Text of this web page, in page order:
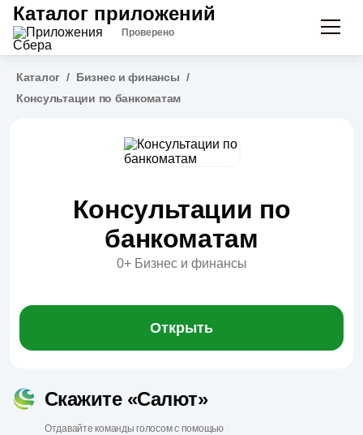
Каталог приложений
Проверено
Каталог / Бизнес и финансы /
Консультации по банкоматам
Консультации по
банкоматам
0+ Бизнес и финансы
Открыть
Скажите «Салют»
Отдавайте команды голосом с помощью